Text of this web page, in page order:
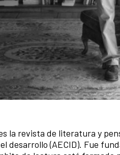
la revista de literatura y
desarrollo (AECID). Fue